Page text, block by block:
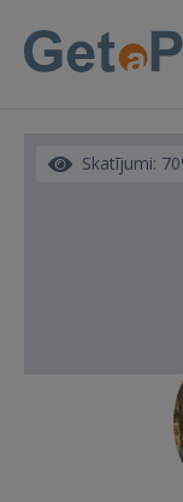
Skatījumi: